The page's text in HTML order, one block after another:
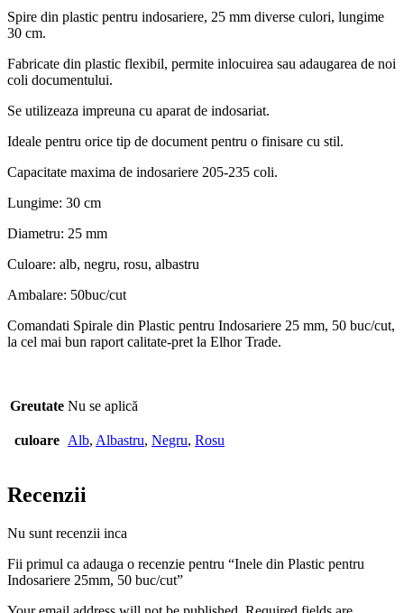
Spire din plastic pentru indosariere, 25 mm diverse culori, lungime
30 cm.
Fabricate din plastic flexibil, permite inlocuirea sau adaugarea de noi
coli documentului.
Se utilizeaza impreuna cu aparat de indosariat.
Ideale pentru orice tip de document pentru o finisare cu stil.
Capacitate maxima de indosariere 205-235 coli.
Lungime: 30 cm
Diametru: 25 mm
Culoare: alb, negru, rosu, albastru
Ambalare: 50buc/cut
Comandati Spirale din Plastic pentru Indosariere 25 mm, 50 buc/cut,
la cel mai bun raport calitate-pret la Elhor Trade.
Greutate Nu se aplică
culoare Alb, Albastru, Negru, Rosu
Recenzii
Nu sunt recenzii inca
Fii primul ca adauga o recenzie pentru “Inele din Plastic pentru
Indosariere 25mm, 50 buc/cut”